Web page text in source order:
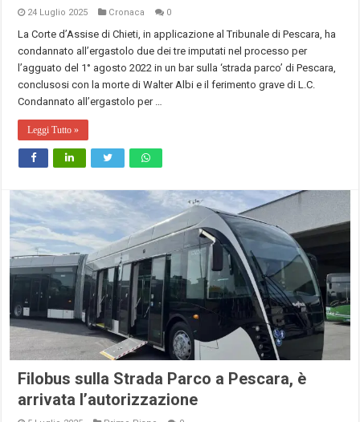
24 Luglio 2025 Cronaca 0
La Corte d’Assise di Chieti, in applicazione al Tribunale di Pescara, ha
condannato all’ergastolo due dei tre imputati nel processo per
l’agguato del 1° agosto 2022 in un bar sulla ‘strada parco’ di Pescara,
conclusosi con la morte di Walter Albi e il ferimento grave di L.C.
Condannato all’ergastolo per …
Leggi Tutto »
Filobus sulla Strada Parco a Pescara, è
arrivata l’autorizzazione